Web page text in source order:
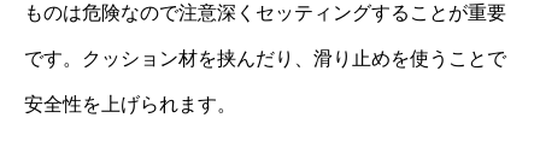
ものは危険なので注意深くセッティングすることが重要
です。クッション材を挟んだり、滑り止めを使うことで
安全性を上げられます。